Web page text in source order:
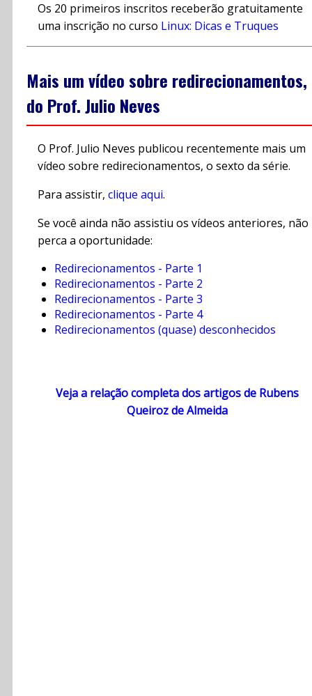
Os 20 primeiros inscritos receberão gratuitamente
uma inscrição no curso Linux: Dicas e Truques
Mais um vídeo sobre redirecionamentos,
do Prof. Julio Neves
O Prof. Julio Neves publicou recentemente mais um
vídeo sobre redirecionamentos, o sexto da série.
Para assistir, clique aqui.
Se você ainda não assistiu os vídeos anteriores, não
perca a oportunidade:
Redirecionamentos - Parte 1
Redirecionamentos - Parte 2
Redirecionamentos - Parte 3
Redirecionamentos - Parte 4
Redirecionamentos (quase) desconhecidos
Veja a relação completa dos artigos de Rubens
Queiroz de Almeida